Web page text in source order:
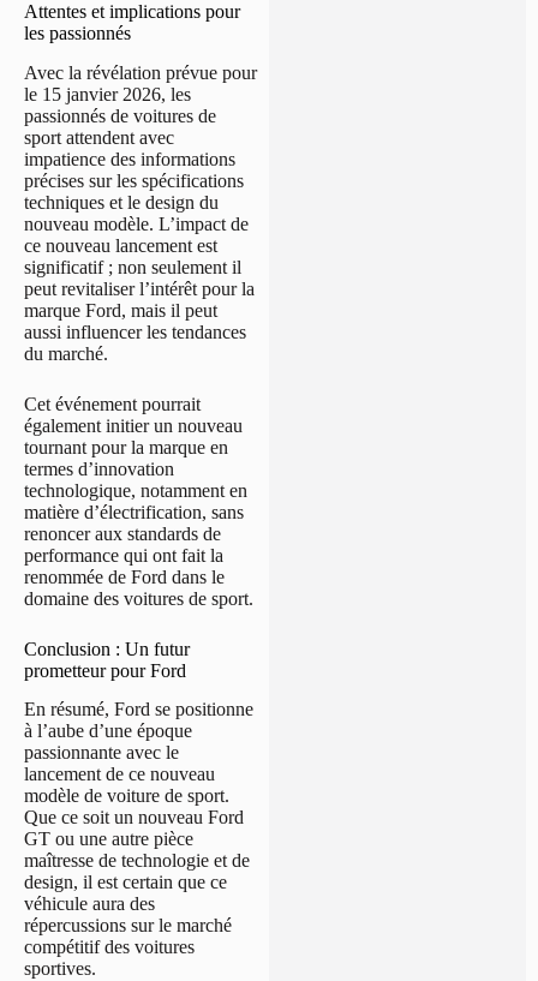
Attentes et implications pour
les passionnés
Avec la révélation prévue pour
le 15 janvier 2026, les
passionnés de voitures de
sport attendent avec
impatience des informations
précises sur les spécifications
techniques et le design du
nouveau modèle. L’impact de
ce nouveau lancement est
significatif ; non seulement il
peut revitaliser l’intérêt pour la
marque Ford, mais il peut
aussi influencer les tendances
du marché.
Cet événement pourrait
également initier un nouveau
tournant pour la marque en
termes d’innovation
technologique, notamment en
matière d’électrification, sans
renoncer aux standards de
performance qui ont fait la
renommée de Ford dans le
domaine des voitures de sport.
Conclusion : Un futur
prometteur pour Ford
En résumé, Ford se positionne
à l’aube d’une époque
passionnante avec le
lancement de ce nouveau
modèle de voiture de sport.
Que ce soit un nouveau Ford
GT ou une autre pièce
maîtresse de technologie et de
design, il est certain que ce
véhicule aura des
répercussions sur le marché
compétitif des voitures
sportives.